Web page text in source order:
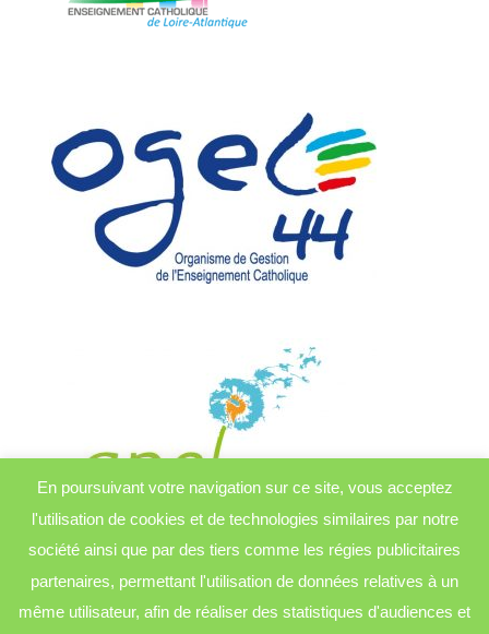
En poursuivant votre navigation sur ce site, vous acceptez
l'utilisation de cookies et de technologies similaires par notre
société ainsi que par des tiers comme les régies publicitaires
partenaires, permettant l'utilisation de données relatives à un
même utilisateur, afin de réaliser des statistiques d'audiences et